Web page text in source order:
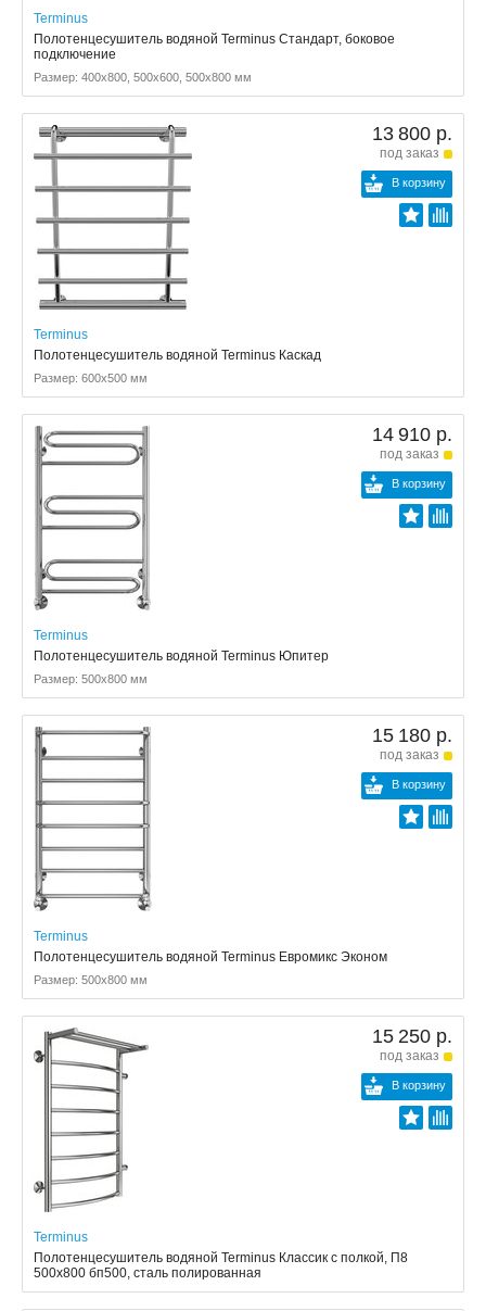
Terminus
Полотенцесушитель водяной Terminus Стандарт, боковое
подключение
Размер: 400x800, 500x600, 500x800 мм
13 800 р.
под заказ
В корзину
Terminus
Полотенцесушитель водяной Terminus Каскад
Размер: 600x500 мм
14 910 р.
под заказ
В корзину
Terminus
Полотенцесушитель водяной Terminus Юпитер
Размер: 500x800 мм
15 180 р.
под заказ
В корзину
Terminus
Полотенцесушитель водяной Terminus Евромикс Эконом
Размер: 500x800 мм
15 250 р.
под заказ
В корзину
Terminus
Полотенцесушитель водяной Terminus Классик с полкой, П8
500x800 бп500, сталь полированная